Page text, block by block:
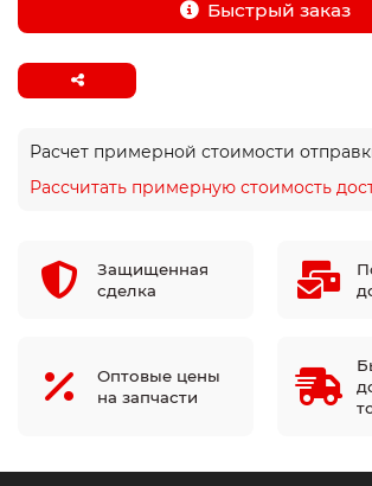
Быстрый заказ
Расчет примерной стоимости
Рассчитать примерную стоимость
Защищенная
сделка
Оптовые цены
на запчасти